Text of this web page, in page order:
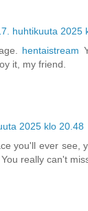
huhtikuuta 2025
hentaistream
it, my friend.
2025 klo 20.48
you'll ever see,
really can't